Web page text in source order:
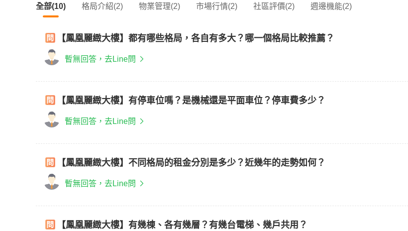
全部(10) 格局介紹(2) 物業管理(2) 市場行情(2) 社區評價(2) 週邊機能(2)
【鳳凰麗緻大樓】都有哪些格局，各自有多大？哪一個格局比較推薦？
暫無回答，去Line問
【鳳凰麗緻大樓】有停車位嗎？是機械還是平面車位？停車費多少？
暫無回答，去Line問
【鳳凰麗緻大樓】不同格局的租金分別是多少？近幾年的走勢如何？
暫無回答，去Line問
【鳳凰麗緻大樓】有幾棟、各有幾層？有幾台電梯、幾戶共用？